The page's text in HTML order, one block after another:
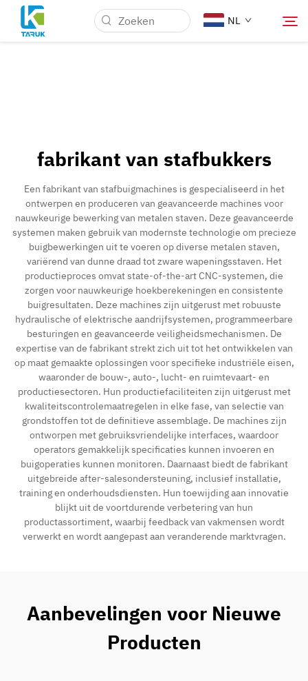
NL
Nieuws & Evenementen
Over Ons
Contact
fabrikant van stafbukkers
Een fabrikant van stafbuigmachines is gespecialiseerd in het
ontwerpen en produceren van geavanceerde machines voor
nauwkeurige bewerking van metalen staven. Deze geavanceerde
systemen maken gebruik van modernste technologie om precieze
buigbewerkingen uit te voeren op diverse metalen staven,
variërend van dunne draad tot zware wapeningsstaven. Het
productieproces omvat state-of-the-art CNC-systemen, die
zorgen voor nauwkeurige hoekberekeningen en consistente
buigresultaten. Deze machines zijn uitgerust met robuuste
hydraulische of elektrische aandrijfsystemen, programmeerbare
besturingen en geavanceerde veiligheidsmechanismen. De
expertise van de fabrikant strekt zich uit tot het ontwikkelen van
op maat gemaakte oplossingen voor specifieke industriële eisen,
waaronder de bouw-, auto-, lucht- en ruimtevaart- en
productiesectoren. Hun productiefaciliteiten zijn uitgerust met
kwaliteitscontrolemaatregelen in elke fase, van selectie van
grondstoffen tot de definitieve assemblage. De machines zijn
ontworpen met gebruiksvriendelijke interfaces, waardoor
operators gemakkelijk specificaties kunnen invoeren en
buigoperaties kunnen monitoren. Daarnaast biedt de fabrikant
uitgebreide after-salesondersteuning, inclusief installatie,
training en onderhoudsdiensten. Hun toewijding aan innovatie
blijkt uit de voortdurende verbetering van hun
productassortiment, waarbij feedback van vakmensen wordt
verwerkt en wordt aangepast aan veranderende marktvragen.
Aanbevelingen voor Nieuwe
Producten